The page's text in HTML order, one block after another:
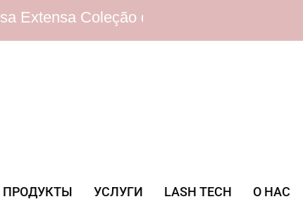
Coleção de Cílios | Preços
ПРОДУКТЫ УСЛУГИ LASH TECH О НАС